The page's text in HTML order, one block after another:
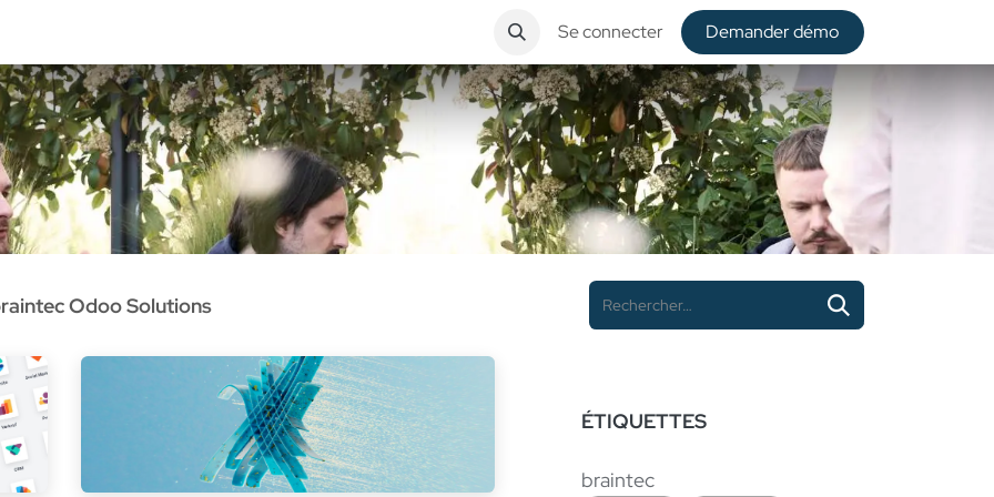
Se connecter De​​mander démo
Odoo Solutions
ÉTIQUETTES
braintec